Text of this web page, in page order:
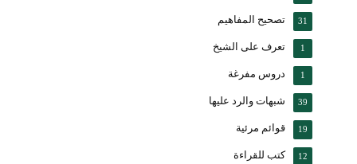
تصحيح المفاهيم 31
تعرف على الشيخ 1
دروس مفرغة 1
شبهات والرد عليها 39
قوائم مرئية 19
كتب للقراءة 12